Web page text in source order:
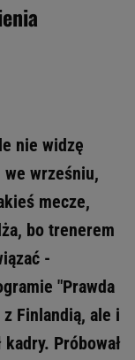
nie widzę
wrześniu,
mecze,
bo trenerem
-
"Prawda
Finlandią, ale i
Próbował